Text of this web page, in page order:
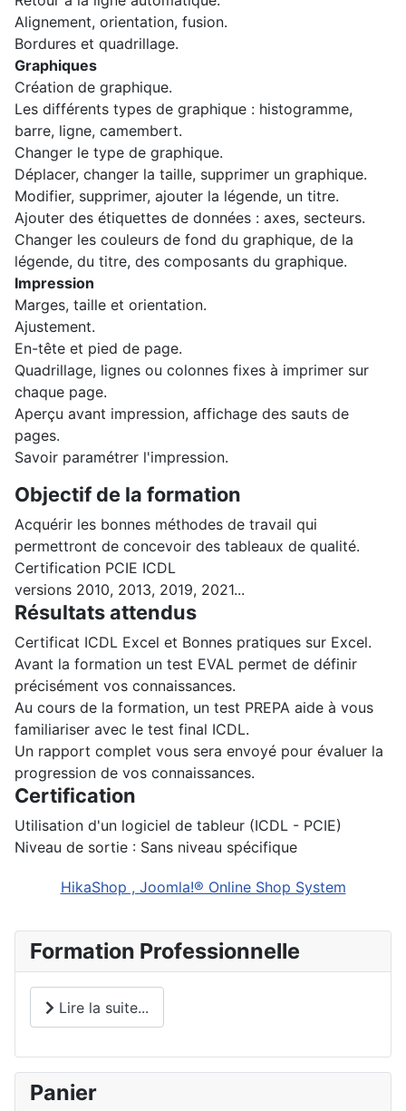
Alignement, orientation, fusion.
Bordures et quadrillage.
Graphiques
Création de graphique.
Les différents types de graphique : histogramme,
barre, ligne, camembert.
Changer le type de graphique.
Déplacer, changer la taille, supprimer un graphique.
Modifier, supprimer, ajouter la légende, un titre.
Ajouter des étiquettes de données : axes, secteurs.
Changer les couleurs de fond du graphique, de la
légende, du titre, des composants du graphique.
Impression
Marges, taille et orientation.
Ajustement.
En-tête et pied de page.
Quadrillage, lignes ou colonnes fixes à imprimer sur
chaque page.
Aperçu avant impression, affichage des sauts de
pages.
Savoir paramétrer l'impression.
Objectif de la formation
Acquérir les bonnes méthodes de travail qui
permettront de concevoir des tableaux de qualité.
Certification PCIE ICDL
versions 2010, 2013, 2019, 2021...
Résultats attendus
Certificat ICDL Excel et Bonnes pratiques sur Excel.
Avant la formation un test EVAL permet de définir
précisément vos connaissances.
Au cours de la formation, un test PREPA aide à vous
familiariser avec le test final ICDL.
Un rapport complet vous sera envoyé pour évaluer la
progression de vos connaissances.
Certification
Utilisation d'un logiciel de tableur (ICDL - PCIE)
Niveau de sortie : Sans niveau spécifique
HikaShop , Joomla!® Online Shop System
Formation Professionnelle
Lire la suite...
Panier